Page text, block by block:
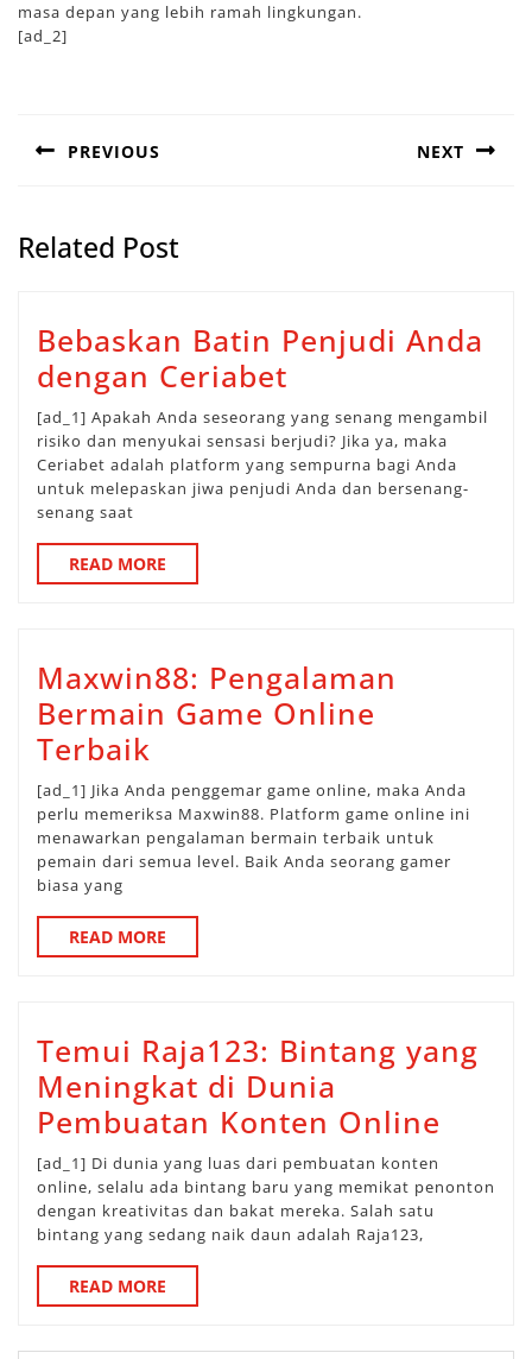
masa depan yang lebih ramah lingkungan.
[ad_2]
PREVIOUS NEXT
Related Post
Bebaskan Batin Penjudi Anda
dengan Ceriabet
Batin
Penjudi
Anda
[ad_1] Apakah Anda seseorang yang senang mengambil
risiko dan menyukai sensasi berjudi? Jika ya, maka
Ceriabet adalah platform yang sempurna bagi Anda
untuk melepaskan jiwa penjudi Anda dan bersenang-
senang saat
READ MORE
MORE
Maxwin88: Pengalaman
Bermain Game Online
Terbaik
Pengalaman
Bermain
Game
Terbaik
[ad_1] Jika Anda penggemar game online, maka Anda
perlu memeriksa Maxwin88. Platform game online ini
menawarkan pengalaman bermain terbaik untuk
pemain dari semua level. Baik Anda seorang gamer
biasa yang
READ MORE
MORE
Temui Raja123: Bintang yang
Meningkat di Dunia
Pembuatan Konten Online
[ad_1] Di dunia yang luas dari pembuatan konten
online, selalu ada bintang baru yang memikat penonton
dengan kreativitas dan bakat mereka. Salah satu
bintang yang sedang naik daun adalah Raja123,
READ MORE
MORE